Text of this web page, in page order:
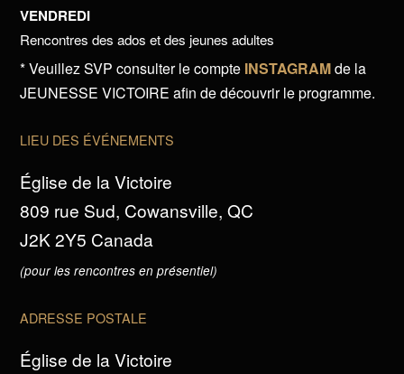
VENDREDI
Rencontres des ados et des jeunes adultes
* Veuillez SVP consulter le compte INSTAGRAMde la
JEUNESSE VICTOIRE afin de découvrir le programme.
LIEU DES ÉVÉNEMENTS
Église de la Victoire
809 rue Sud, Cowansville, QC
J2K 2Y5 Canada
(pour les rencontres en présentiel)
ADRESSE POSTALE
Église de la Victoire